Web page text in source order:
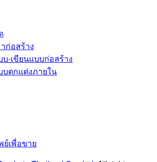
ก่อสร้าง
-เขียนแบบก่อสร้าง
บตกแต่งภายใน
เพื่อขาย